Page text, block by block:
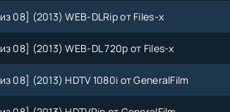
08] (2013) WEB-DLRip от Files-x
08] (2013) WEB-DL 720p от Files-x
08] (2013) HDTV 1080i от GeneralFilm